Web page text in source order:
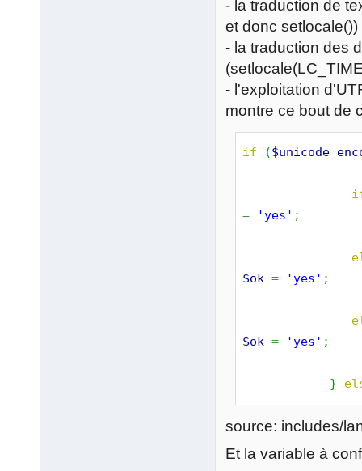
- la traduction de
et donc setlocale())
- la traduction des
- l'exploitation
montre ce bout de
if (
=
'yes' ;
$ok = 'yes' ;
$ok = 'yes' ;
}
source: includes/
Et la variable à